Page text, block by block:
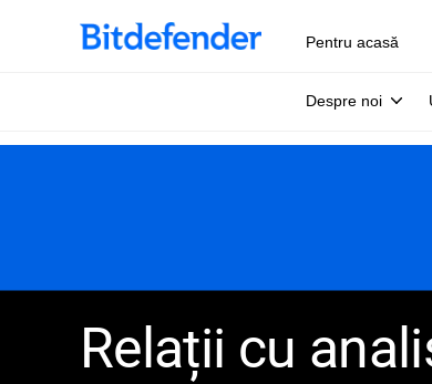
Pentru acasă
Despre noi
Relații cu